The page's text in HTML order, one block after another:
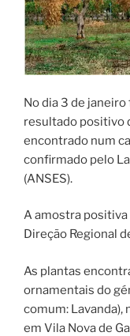
No dia 3 de
resultado positivo
encontrado num
confirmado pelo
(ANSES).
A amostra
Direção Regional
As plantas
ornamentais do
comum: Lavanda),
em Vila Nova de